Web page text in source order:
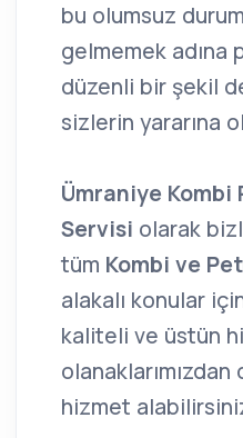
bu olumsuz
gelmemek adına
düzenli bir şekil
sizlerin yararına
Ümraniye Kombi
Servisi olarak
tüm Kombi ve
alakalı konular
kaliteli ve üstün
hizmet